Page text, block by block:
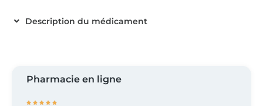
Description du médicament
Pharmacie en ligne
    